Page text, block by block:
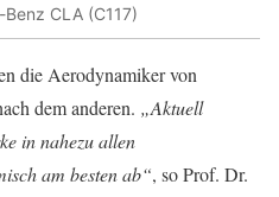
CLA (C117)
die Aerodynamiker von
dem anderen. „Aktuell
in nahezu allen
am besten ab“, so Prof. Dr.